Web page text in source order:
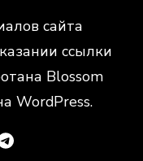
сайта
ссылки
Blossom
WordPress.